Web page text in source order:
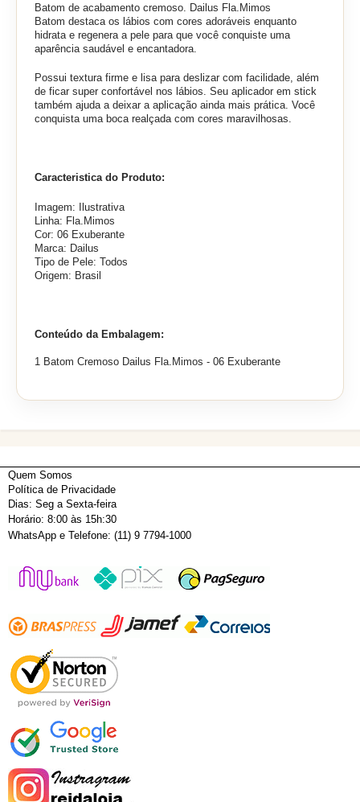
Batom de acabamento cremoso. Dailus Fla.Mimos
Batom destaca os lábios com cores adoráveis enquanto
hidrata e regenera a pele para que você conquiste uma
aparência saudável e encantadora.
Possui textura firme e lisa para deslizar com facilidade, além
de ficar super confortável nos lábios. Seu aplicador em stick
também ajuda a deixar a aplicação ainda mais prática. Você
conquista uma boca realçada com cores maravilhosas.
Caracteristica do Produto:
Imagem: Ilustrativa
Linha: Fla.Mimos
Cor: 06 Exuberante
Marca: Dailus
Tipo de Pele: Todos
Origem: Brasil
Conteúdo da Embalagem:
1 Batom Cremoso Dailus Fla.Mimos - 06 Exuberante
Quem Somos
Política de Privacidade
Dias: Seg a Sexta-feira
Horário: 8:00 às 15h:30
WhatsApp e Telefone: (11) 9 7794-1000